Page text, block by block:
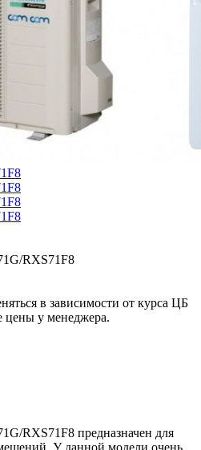
RXS71F8
в зависимости от курса ЦБ
цены у менеджера.
RXS71F8 предназначен для
У данной модели очень